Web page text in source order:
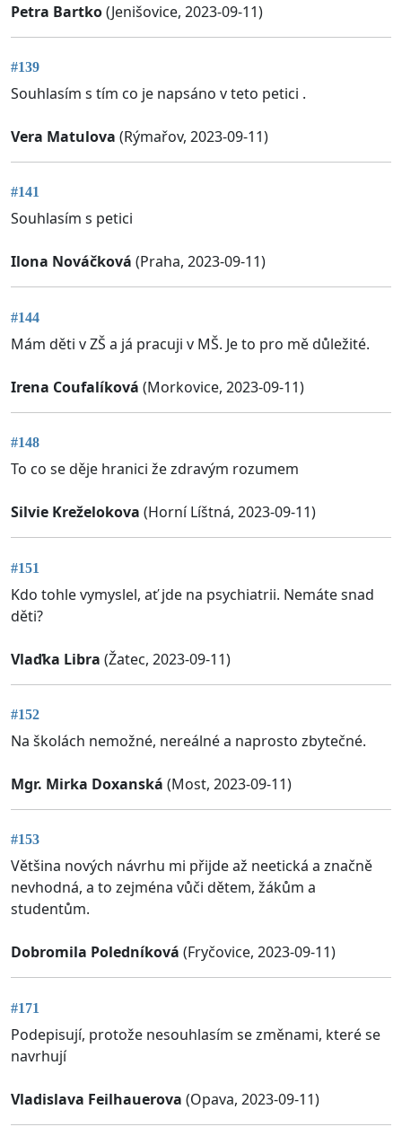
Petra Bartko(Jenišovice, 2023-09-11)
#139
Souhlasím s tím co je napsáno v teto petici .
Vera Matulova (Rýmařov, 2023-09-11)
#141
Souhlasím s petici
Ilona Nováčková (Praha, 2023-09-11)
#144
Mám děti v ZŠ a já pracuji v MŠ. Je to pro mě důležité.
Irena Coufalíková (Morkovice, 2023-09-11)
#148
To co se děje hranici že zdravým rozumem
Silvie Kreželokova (Horní Líštná, 2023-09-11)
#151
Kdo tohle vymyslel, ať jde na psychiatrii. Nemáte snad
děti?
Vlaďka Libra (Žatec, 2023-09-11)
#152
Na školách nemožné, nereálné a naprosto zbytečné.
Mgr. Mirka Doxanská (Most, 2023-09-11)
#153
Většina nových návrhu mi přijde až neetická a značně
nevhodná, a to zejména vůči dětem, žákům a
studentům.
Dobromila Poledníková (Fryčovice, 2023-09-11)
#171
Podepisují, protože nesouhlasím se změnami, které se
navrhují
Vladislava Feilhauerova (Opava, 2023-09-11)